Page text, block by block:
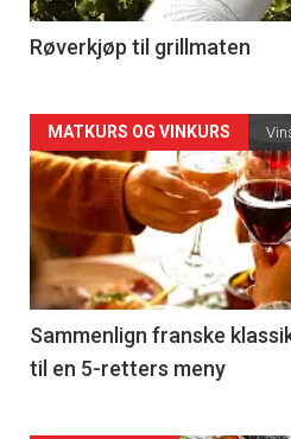
4
Røverkjøp til grillmaten
Forsiden
akkurat
nå
-
5
MATKURS OG VINKURS
Sammenlign franske
til en 5-retters meny